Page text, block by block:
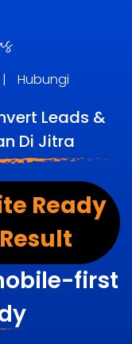
| Hubungi
Leads &
Di Jitra
Ready
first